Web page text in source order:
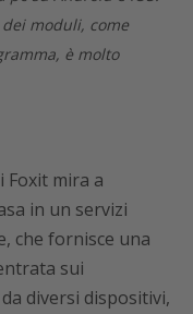
moduli, come
è molto
Foxit mira a
in un servizi
che fornisce una
sui
diversi dispositivi,